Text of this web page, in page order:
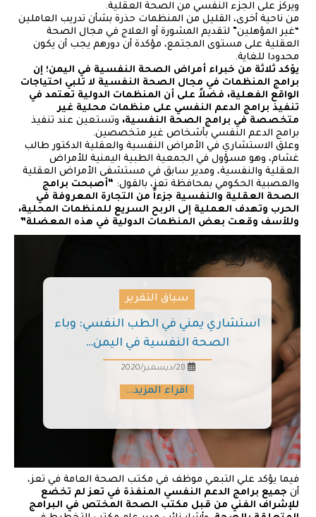
ويركز على الجزء النفسي من الصحة العقلية.
من ناحية أخرى، القليل من المنظمات حذرة بشأن تدريب العاملين
“غير المؤهلين” لتقديم المشورة أو العلاج في مجال الصحة
العقلية على مستوى المجتمع، مؤكدة أن دورهم يجب أن يكون
محدودا للغاية.
يؤكد ثلاثة من خبراء أمراض الصحة النفسية في اليمن؛ إن
برامج المنظمات في مجال الصحة النفسية لا تلبي احتياجات
الواقع الفعلية، فضلاً على أن المنظمات الدولية تعتمد في
تنفيذ برامج الدعم النفسي على منظمات محلية غير
متخصصة في برامج الصحة النفسية، وتستعين عند تنفيذ
برامج الدعم النفسي بأشخاص غير متخصصين.
وعلق الاستشاري في الأمراض النفسية والعقلية الدكتور طالب
غشام، وهو مسؤول في الجمعية الطبية اليمنية للأمراض
العقلية والنفسية، ومدير سابق في مستشفى الأمراض العقلية
والعصبية الحكومي بمحافظة تعز، بالقول: “أصبحت برامج
الصحة العقلية والنفسية جزءاً من التجارة المعروفة في
الحرب وتهدف العملية إلى الربح السريع للمنظمات المحلية،
وللأسف وقعت بعض المنظمات الدولية في هذه المعضلة”
سياق التقرير
استشاري يمني في الطب النفسي: وباء
الصحة النفسية في اليمن…
اقراء المزيد..
فيما يؤكد علي التبعي موظف في مكتب الصحة العامة في تعز،
أن جميع برامج الدعم النفسي المنفذة في تعز لم تخضع
للإشراف الفني من قبل مكتب الصحة المختص في البرامج